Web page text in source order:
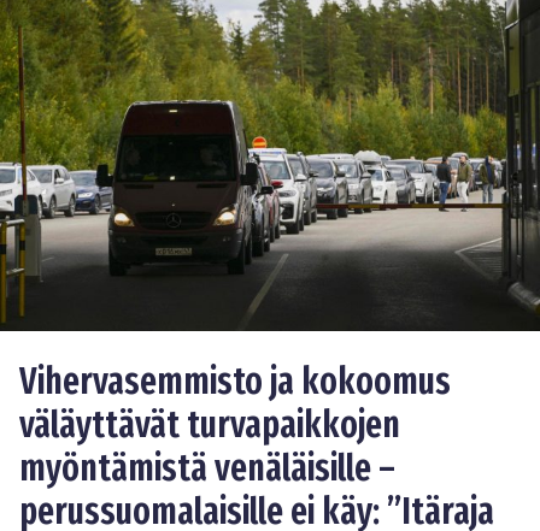
Vihervasemmisto ja kokoomus
väläyttävät turvapaikkojen
myöntämistä venäläisille –
perussuomalaisille ei käy: ”Itäraja